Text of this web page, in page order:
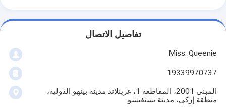
تفاصيل الاتصال
Miss. Queenie
19339970737
المبنى 2001، المقاطعة 1، غرينلاند مدينة بينهو الدولية،
منطقة إركي، مدينة تشنغتشو